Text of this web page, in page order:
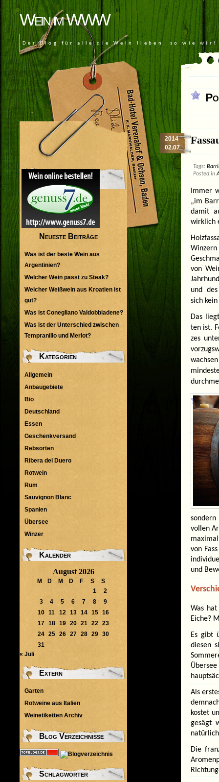
Wein im WWW
Der Blog für alle die Wein lieben, so wie wir!
2014
02.07
Tags:
Posted in
Immer
„im
damit
wirklich
von
und
sich
Das
ten ist. F
zes
sondern
vollen
von
und
Was
Eiche?
Es gibt
diesen
Als
kostet
gesägt
Die
Neueste Beiträge
Was ist der beste Wein aus
Argentinien?
Welcher Wein passt zu Steak?
Welcher Weißwein aus Kroatien ist
gut?
Was ist Conegliano Valdobbiadene?
Was ist der Unterschied zwischen
Tempranillo und Merlot?
Kategorien
Allgemein
Anbaugebiete
Bio
Deutschland
Essen
Geschenkversand
Rebsorten
Ribera del Duero
Rotwein
Rum
Sauvignon Blanc
Spanien
Übersee
Winzer
Kalender
August 2026
M D M D F S
S
1
2
3
4 5 6 7 8
9
10 11 12 13 14 15
16
17 18 19 20 21 22
23
24 25 26 27 28 29
30
31
« Juli
Extern
Garten
Rotweine aus Italien
Weinetiketten Archiv
Blog Verzeichnisse
Schlagwörter